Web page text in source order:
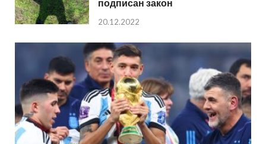
подписан закон
20.12.2022